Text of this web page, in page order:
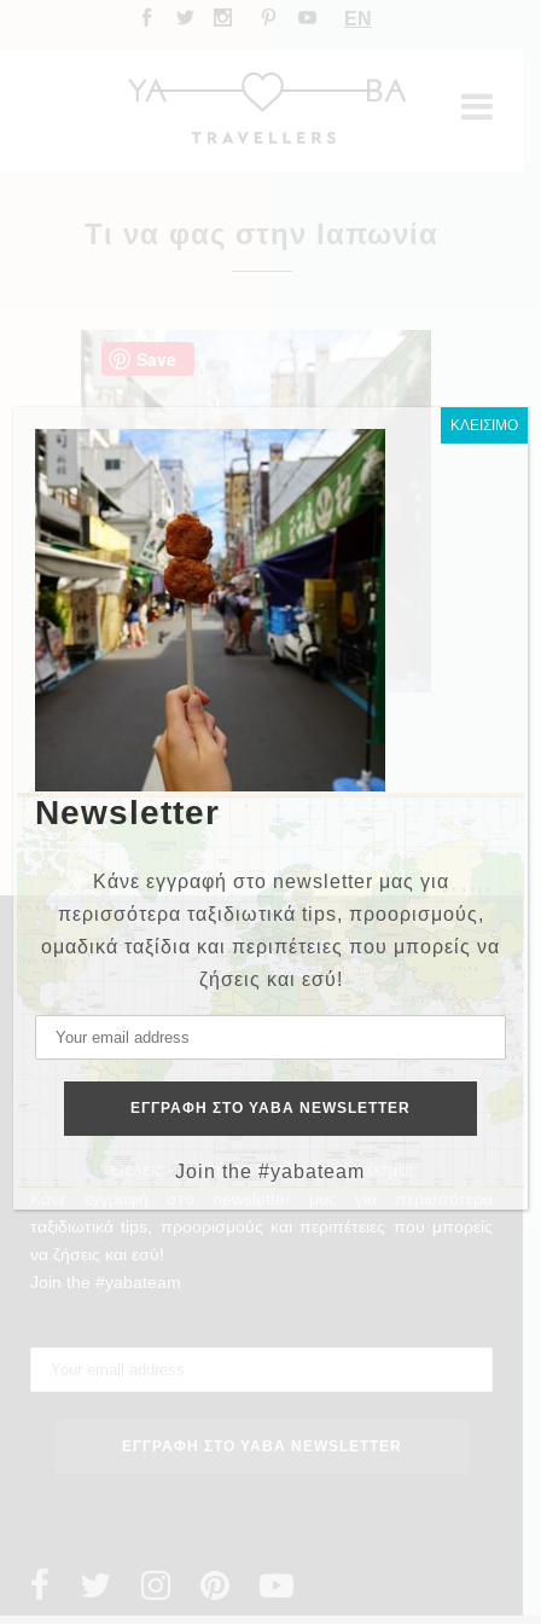
EN
Τι να φας στην Ιαπωνία
NEWSLETTER
Θέλεις και εσύ να γυρίσεις τον κόσμο;
ταξιδιωτικά tips, προορισμούς και περιπέτειες που μπορείς
να ζήσεις και εσύ!
Join the #yabateam
Newsletter
Κάνε εγγραφή στο newsletter μας για
περισσότερα ταξιδιωτικά tips, προορισμούς,
ομαδικά ταξίδια και περιπέτειες που μπορείς να
ζήσεις και εσύ!
Join the #yabateam
ΚΛΕΙΣΙΜΟ
Save